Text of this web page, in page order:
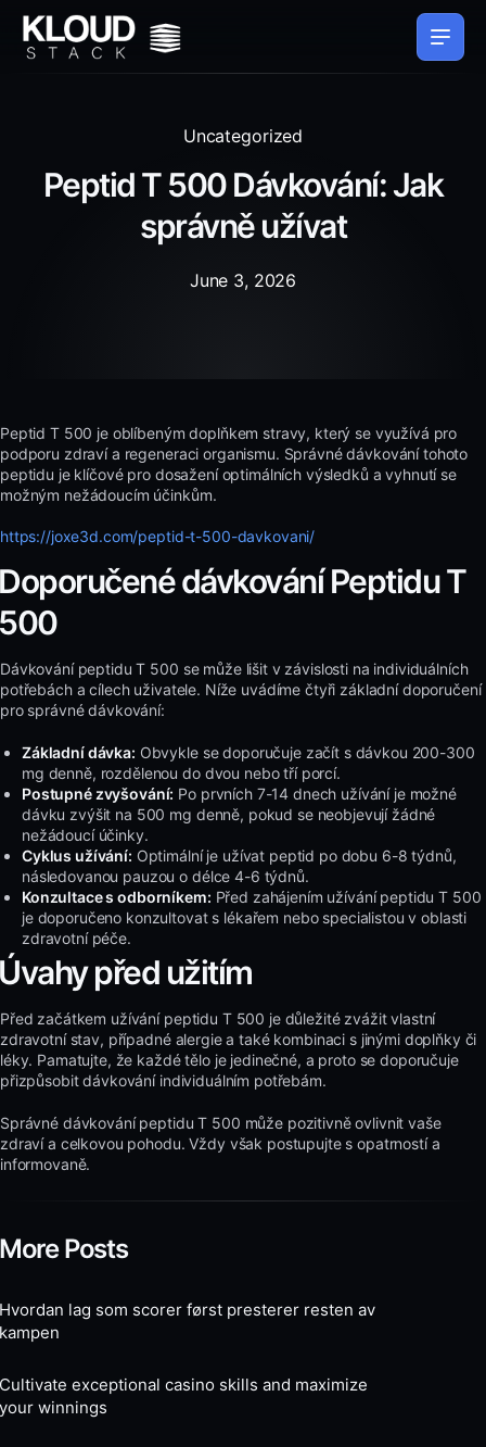
Uncategorized
Peptid T 500 Dávkování: Jak
správně užívat
June 3, 2026
Peptid T 500 je oblíbeným doplňkem stravy, který se využívá pro
podporu zdraví a regeneraci organismu. Správné dávkování tohoto
peptidu je klíčové pro dosažení optimálních výsledků a vyhnutí se
možným nežádoucím účinkům.
https://joxe3d.com/peptid-t-500-davkovani/
dávkování Peptidu T
Dávkování peptidu T 500 se může lišit v závislosti na individuálních
potřebách a cílech uživatele. Níže uvádíme čtyři základní doporučení
pro správné dávkování:
Základní dávka: Obvykle se doporučuje začít s dávkou 200-300
mg denně, rozdělenou do dvou nebo tří porcí.
Postupné zvyšování: Po prvních 7-14 dnech užívání je možné
dávku zvýšit na 500 mg denně, pokud se neobjevují žádné
nežádoucí účinky.
Cyklus užívání: Optimální je užívat peptid po dobu 6-8 týdnů,
následovanou pauzou o délce 4-6 týdnů.
Konzultace s odborníkem: Před zahájením užívání peptidu T 500
je doporučeno konzultovat s lékařem nebo specialistou v oblasti
zdravotní péče.
před užitím
Před začátkem užívání peptidu T 500 je důležité zvážit vlastní
zdravotní stav, případné alergie a také kombinaci s jinými doplňky či
léky. Pamatujte, že každé tělo je jedinečné, a proto se doporučuje
přizpůsobit dávkování individuálním potřebám.
Správné dávkování peptidu T 500 může pozitivně ovlivnit vaše
zdraví a celkovou pohodu. Vždy však postupujte s opatrností a
informovaně.
Posts
Hvordan lag som scorer først presterer resten av
kampen
Cultivate exceptional casino skills and maximize
your winnings